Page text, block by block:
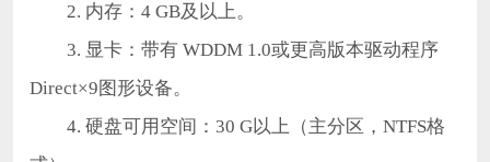
2. 内存：4 GB及以上。
3. 显卡：带有 WDDM 1.0或更高版本驱动程序
Direct×9图形设备。
4. 硬盘可用空间：30 G以上（主分区，NTFS格